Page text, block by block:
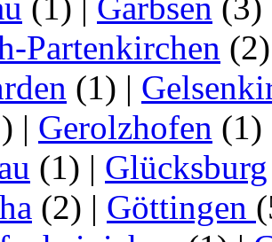
(1) | Garbsen (3)
Partenkirchen
(1) |
| Gerolzhofen (1)
(1) | Glücksburg
(2) | Göttingen